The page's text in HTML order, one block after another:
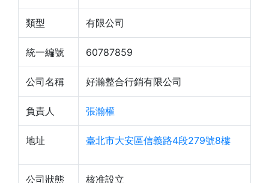
類型 有限公司
統一編號 60787859
公司名稱 好瀚整合行銷有限公司
負責人 張瀚權
地址 臺北市大安區信義路4段279號8樓
公司狀態 核准設立